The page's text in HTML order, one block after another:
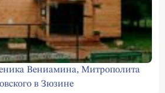
Вениамина, Митрополита
в Зюзине